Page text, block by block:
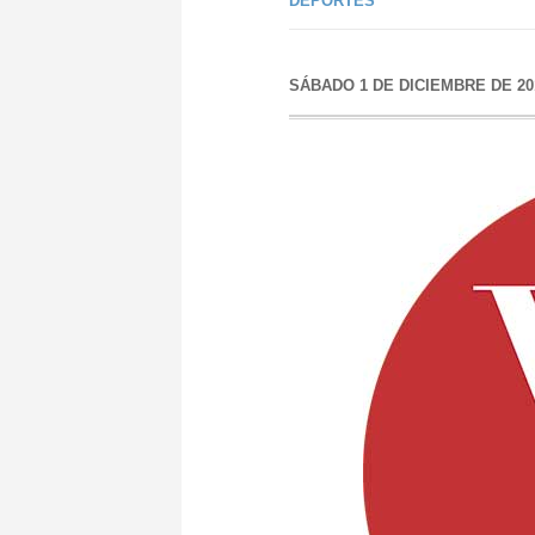
SÁBADO 1 DE DICIEMBRE DE